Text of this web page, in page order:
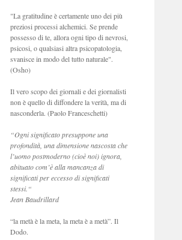
"La gratitudine è certamente uno dei più
preziosi processi alchemici. Se prende
possesso di te, allora ogni tipo di nevrosi,
psicosi, o qualsiasi altra psicopatologia,
svanisce in modo del tutto naturale".
(Osho)
Il vero scopo dei giornali e dei giornalisti
non è quello di diffondere la verità, ma di
nasconderla. (Paolo Franceschetti)
“Ogni significato presuppone una
profondità, una dimensione nascosta che
l’uomo postmoderno (cioè noi) ignora,
abituato com’è alla mancanza di
significati per eccesso di significati
stessi.“
Jean Baudrillard
“la metà è la meta, la meta è a metà”. Il
Dodo.